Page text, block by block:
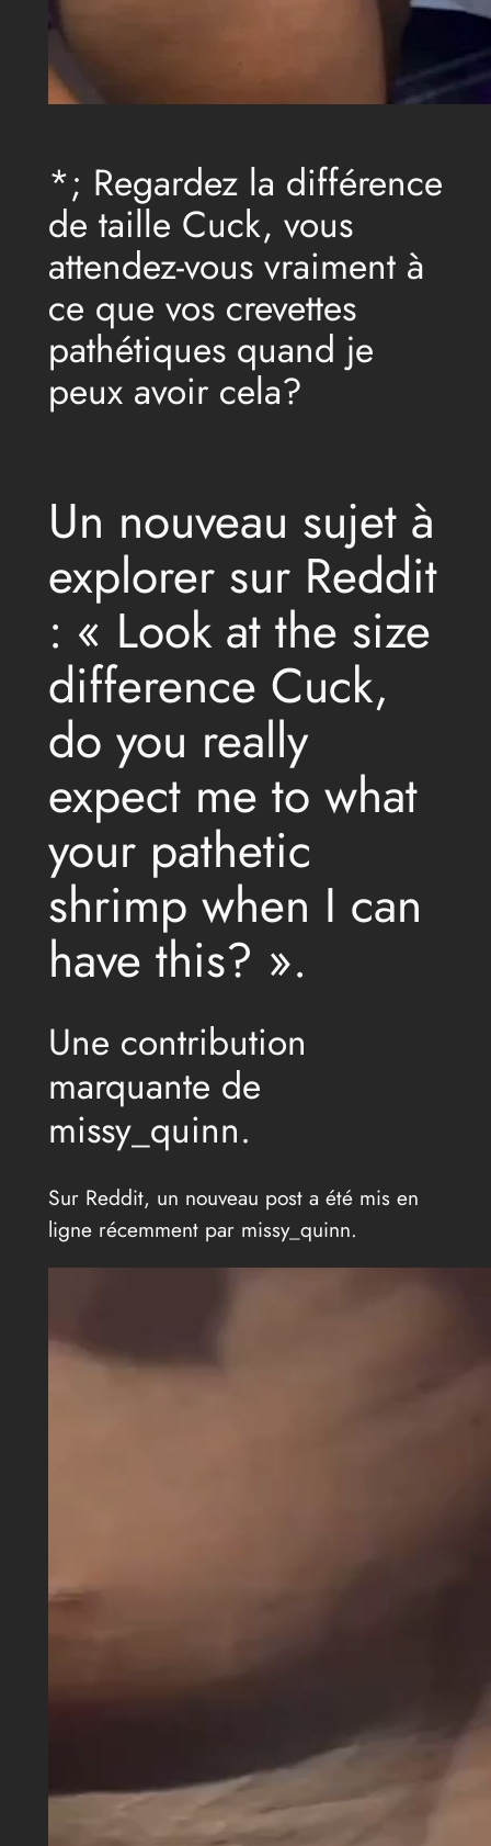
*; Regardez la différence
de taille Cuck, vous
attendez-vous vraiment à
ce que vos crevettes
pathétiques quand je
peux avoir cela?
Un nouveau sujet à
explorer sur Reddit
: « Look at the size
difference Cuck,
do you really
expect me to what
your pathetic
shrimp when I can
have this? ».
Une contribution
marquante de
missy_quinn.
Sur Reddit, un nouveau post a été mis en
ligne récemment par missy_quinn.